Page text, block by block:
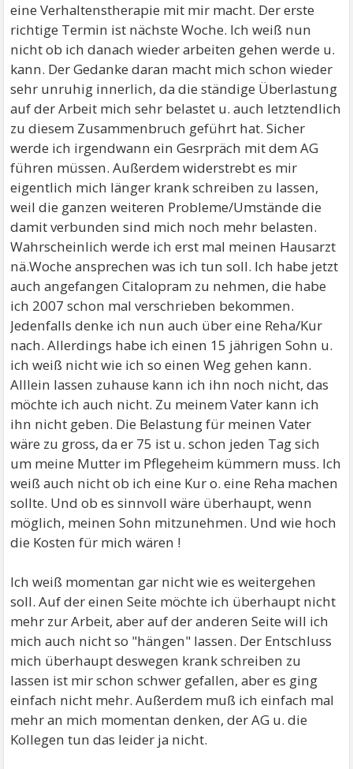
eine Verhaltenstherapie mit mir macht. Der erste
richtige Termin ist nächste Woche. Ich weiß nun
nicht ob ich danach wieder arbeiten gehen werde u.
kann. Der Gedanke daran macht mich schon wieder
sehr unruhig innerlich, da die ständige Überlastung
auf der Arbeit mich sehr belastet u. auch letztendlich
zu diesem Zusammenbruch geführt hat. Sicher
werde ich irgendwann ein Gesrpräch mit dem AG
führen müssen. Außerdem widerstrebt es mir
eigentlich mich länger krank schreiben zu lassen,
weil die ganzen weiteren Probleme/Umstände die
damit verbunden sind mich noch mehr belasten.
Wahrscheinlich werde ich erst mal meinen Hausarzt
nä.Woche ansprechen was ich tun soll. Ich habe jetzt
auch angefangen Citalopram zu nehmen, die habe
ich 2007 schon mal verschrieben bekommen.
Jedenfalls denke ich nun auch über eine Reha/Kur
nach. Allerdings habe ich einen 15 jährigen Sohn u.
ich weiß nicht wie ich so einen Weg gehen kann.
Alllein lassen zuhause kann ich ihn noch nicht, das
möchte ich auch nicht. Zu meinem Vater kann ich
ihn nicht geben. Die Belastung für meinen Vater
wäre zu gross, da er 75 ist u. schon jeden Tag sich
um meine Mutter im Pflegeheim kümmern muss. Ich
weiß auch nicht ob ich eine Kur o. eine Reha machen
sollte. Und ob es sinnvoll wäre überhaupt, wenn
möglich, meinen Sohn mitzunehmen. Und wie hoch
die Kosten für mich wären !
Ich weiß momentan gar nicht wie es weitergehen
soll. Auf der einen Seite möchte ich überhaupt nicht
mehr zur Arbeit, aber auf der anderen Seite will ich
mich auch nicht so "hängen" lassen. Der Entschluss
mich überhaupt deswegen krank schreiben zu
lassen ist mir schon schwer gefallen, aber es ging
einfach nicht mehr. Außerdem muß ich einfach mal
mehr an mich momentan denken, der AG u. die
Kollegen tun das leider ja nicht.